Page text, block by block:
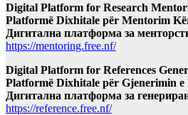
Digital Platform for Research
Platformë Dixhitale për Mentorim
Дигитална платформа за
https://mentoring.free.nf/
Digital Platform for References
Platformë Dixhitale për Gjenerimin e
Дигитална платформа за
https://reference.free.nf/